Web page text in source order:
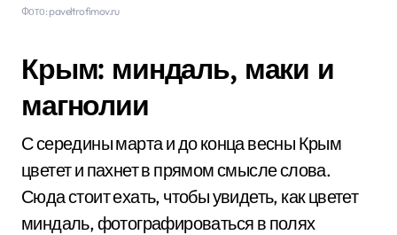
Фото: paveltrofimov.ru
Крым: миндаль, маки и
магнолии
С середины марта и до конца весны Крым
цветет и пахнет в прямом смысле слова.
Сюда стоит ехать, чтобы увидеть, как цветет
миндаль, фотографироваться в полях